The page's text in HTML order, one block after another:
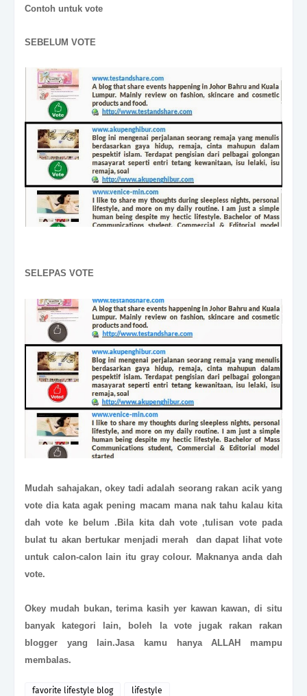
Contoh untuk vote
SEBELUM VOTE
SELEPAS VOTE
Mudah sahajakan, okey tadi adalah seorang rakan acik yang
vote dia kata agak pening macam mana nak tahu kalau kita
dah vote ke belum .Bila kita dah vote ,tulisan vote pada
bulat tu akan bertukar menjadi merah dan dapat lihat vote
untuk calon-calon lain itu gray colour. Maknanya anda dah
vote.
Okey mudah bukan, terima kasih yer kawan kawan, di situ
banyak kategori lain, boleh la vote jugak rakan rakan
blogger yang lain.Jasa kamu hanya ALLAH mampu
membalas.
favorite lifestyle blog lifestyle